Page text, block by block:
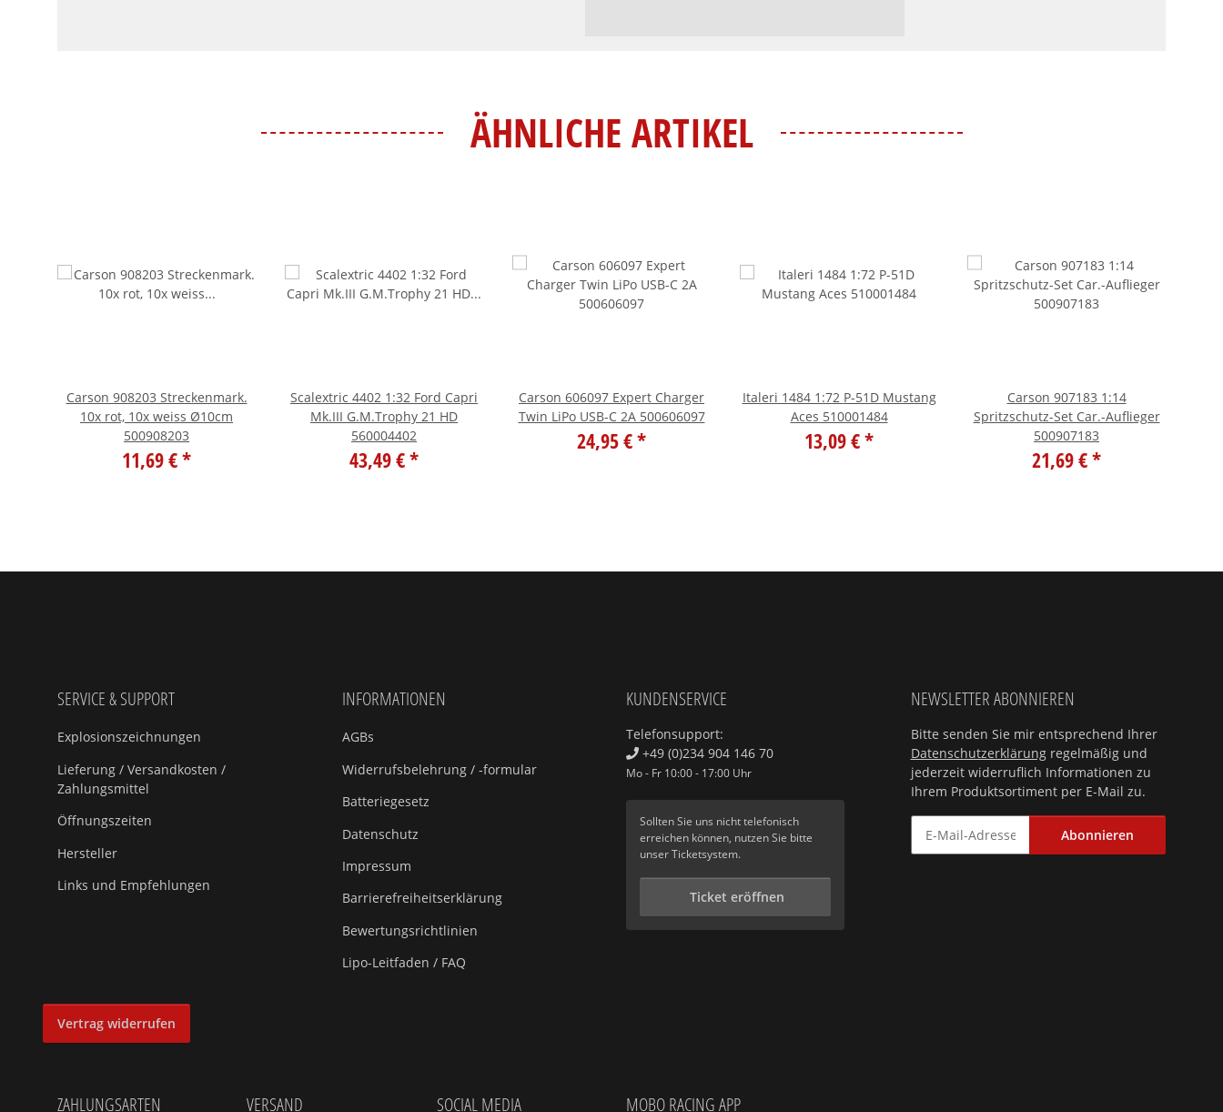
ÄHNLICHE ARTIKEL
Carson 908203 Streckenmark.
10x rot, 10x weiss Ø10cm
500908203
11,69 €*
Scalextric 4402 1:32 Ford Capri
Mk.III G.M.Trophy 21 HD
560004402
43,49 €*
Carson 606097 Expert Charger
Twin LiPo USB-C 2A 500606097
24,95 €*
Italeri 1484 1:72 P-51D Mustang
Aces 510001484
13,09 €*
Carson 907183 1:14
Spritzschutz-Set Car.-Auflieger
500907183
21,69 €*
SERVICE & SUPPORT
Explosionszeichnungen
Lieferung / Versandkosten /
Zahlungsmittel
Öffnungszeiten
Hersteller
Links und Empfehlungen
INFORMATIONEN
AGBs
Widerrufsbelehrung / -formular
Batteriegesetz
Datenschutz
Impressum
Barrierefreiheitserklärung
Bewertungsrichtlinien
Lipo-Leitfaden / FAQ
KUNDENSERVICE
Telefonsupport:
+49 (0)234 904 146 70
Mo - Fr 10:00 - 17:00 Uhr
Sollten Sie uns nicht telefonisch
erreichen können, nutzen Sie bitte
unserTicketsystem.
Ticket eröffnen
NEWSLETTER ABONNIEREN
Bitte senden Sie mir entsprechend Ihrer
Datenschutzerklärungregelmäßig und
jederzeit widerruflich Informationen zu
Ihrem Produktsortiment per E-Mail zu.
Abonnieren
Vertrag widerrufen
ZAHLUNGSARTEN VERSAND SOCIAL MEDIA MOBO RACING APP